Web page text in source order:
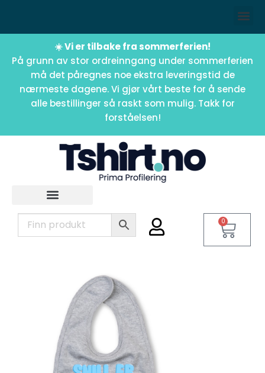
☀️ Vi er tilbake fra sommerferien!
På grunn av stor ordreinngang under sommerferien
må det påregnes noe ekstra leveringstid de
nærmeste dagene. Vi gjør vårt beste for å sende
alle bestillinger så raskt som mulig. Takk for
forståelsen!
0